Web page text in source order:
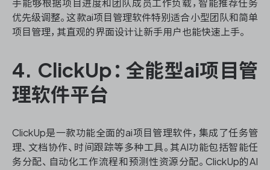
手能够根据项目进度和团队成员工作负载，智能推荐任务
优先级调整。这款ai项目管理软件特别适合小型团队和简单
项目管理，其直观的界面设计让新手用户也能快速上手。
4. ClickUp：全能型ai项目管
理软件平台
ClickUp是一款功能全面的ai项目管理软件，集成了任务管
理、文档协作、时间跟踪等多种工具。其AI功能包括智能任
务分配、自动化工作流程和预测性资源分配。ClickUp的AI